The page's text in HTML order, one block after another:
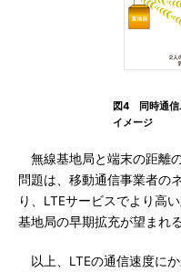
図4 同時通信
イメージ
無線基地局と端末の距離
問題は、移動通信事業者の
り、LTEサービスでより高
基地局の早期拡充が望まれ
以上、LTEの通信速度に